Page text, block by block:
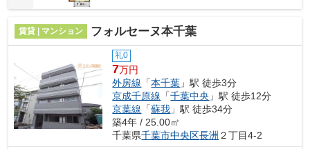
賃貸 | マンション フォルセーヌ本千葉
礼0
7万円
外房線 「本千葉 」駅 徒歩3分
京成千原線 「千葉中央 」駅 徒歩12分
京葉線 「蘇我 」駅 徒歩34分
築4年 / 25.00㎡
千葉県千葉市中央区長洲 ２丁目4-2